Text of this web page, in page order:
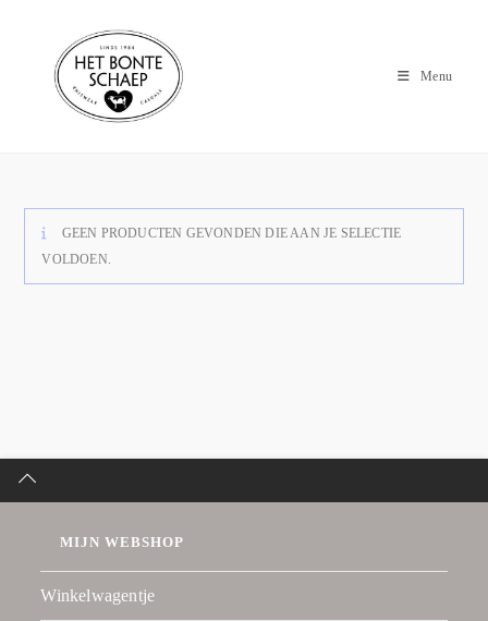
Menu
GEEN PRODUCTEN GEVONDEN DIE AAN JE SELECTIE
VOLDOEN.
MIJN WEBSHOP
Winkelwagentje